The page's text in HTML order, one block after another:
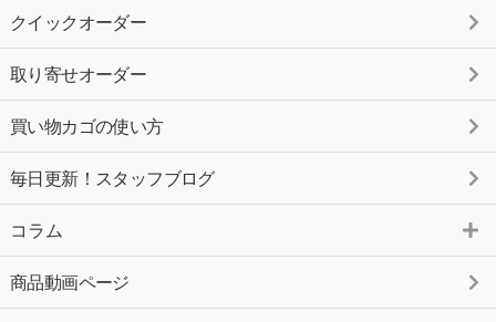
クイックオーダー
取り寄せオーダー
買い物カゴの使い方
毎日更新！スタッフブログ
コラム
商品動画ページ